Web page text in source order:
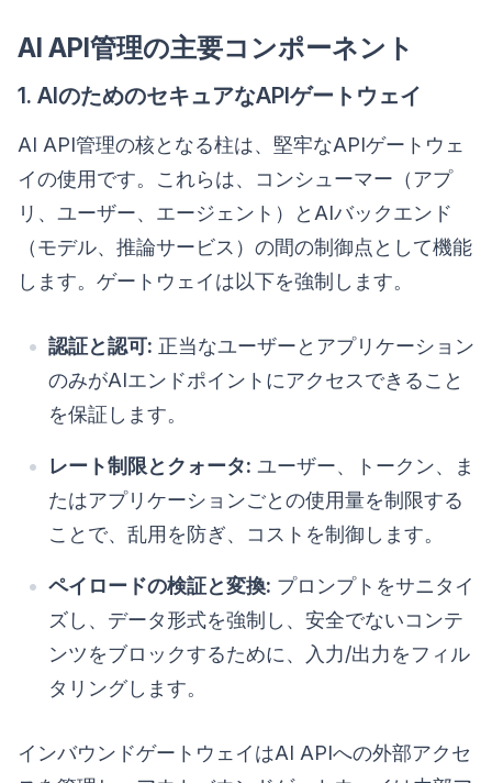
AI API管理の主要コンポーネント
1. AIのためのセキュアなAPIゲートウェイ
AI API管理の核となる柱は、堅牢なAPIゲートウェ
イの使用です。これらは、コンシューマー（アプ
リ、ユーザー、エージェント）とAIバックエンド
（モデル、推論サービス）の間の制御点として機能
します。ゲートウェイは以下を強制します。
認証と認可: 正当なユーザーとアプリケーション
のみがAIエンドポイントにアクセスできること
を保証します。
レート制限とクォータ: ユーザー、トークン、ま
たはアプリケーションごとの使用量を制限する
ことで、乱用を防ぎ、コストを制御します。
ペイロードの検証と変換: プロンプトをサニタイ
ズし、データ形式を強制し、安全でないコンテ
ンツをブロックするために、入力/出力をフィル
タリングします。
インバウンドゲートウェイはAI APIへの外部アクセ